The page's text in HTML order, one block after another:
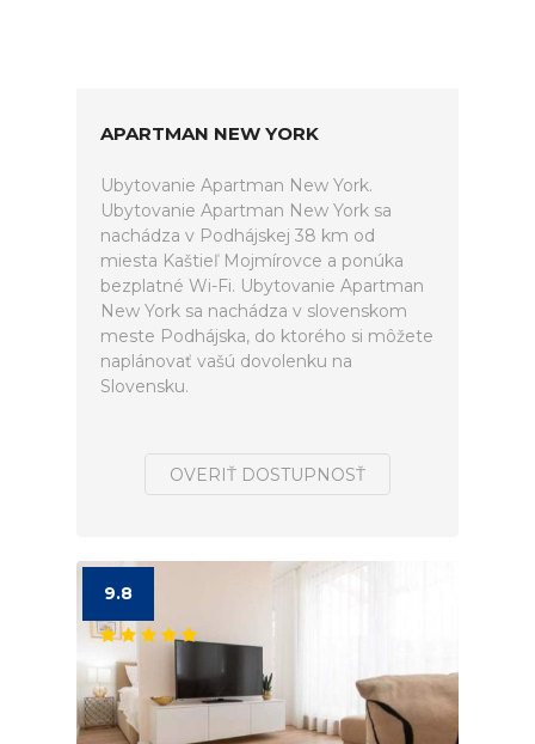
APARTMAN NEW YORK
Ubytovanie Apartman New York.
Ubytovanie Apartman New York sa
nachádza v Podhájskej 38 km od
miesta Kaštieľ Mojmírovce a ponúka
bezplatné Wi-Fi. Ubytovanie Apartman
New York sa nachádza v slovenskom
meste Podhájska, do ktorého si môžete
naplánovať vašú dovolenku na
Slovensku.
OVERIŤ DOSTUPNOSŤ
9.8